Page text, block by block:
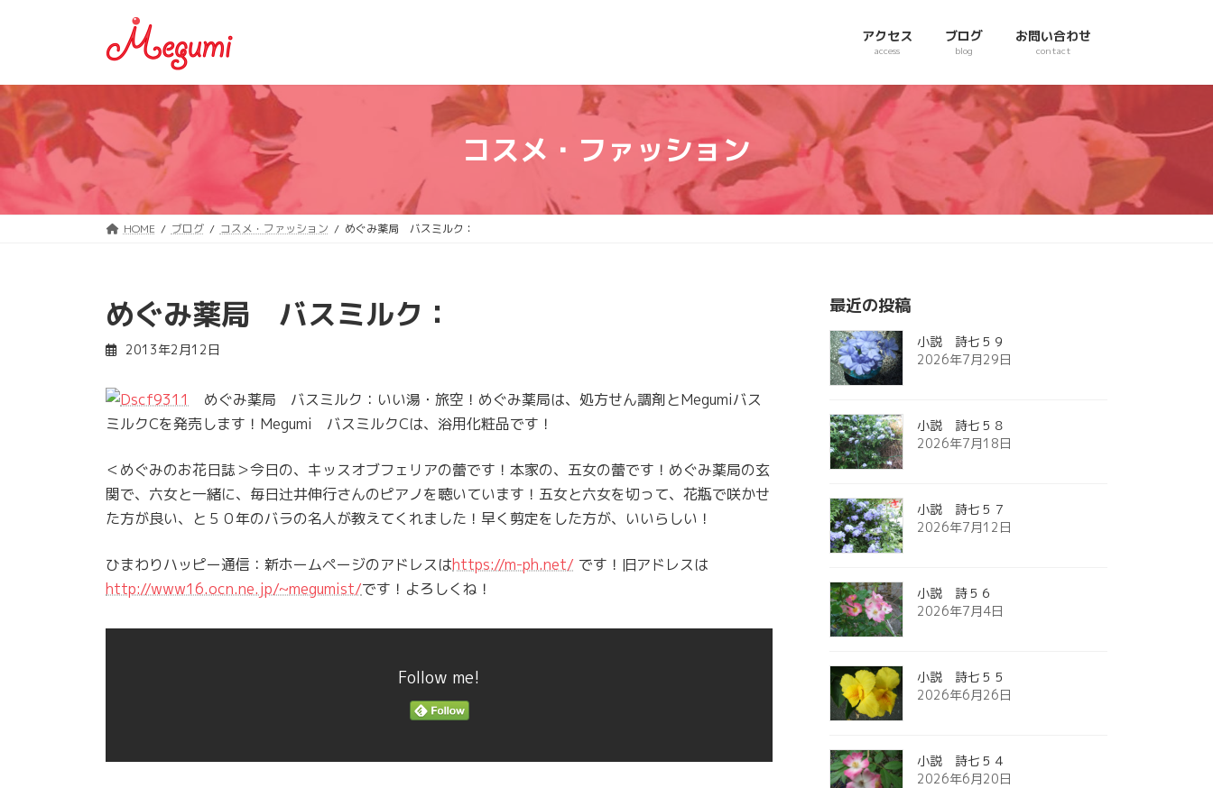
ツ
へ
ス
ッ
シ
ョ
ン
移
アクセス
access
ブログ
blog
お問い合わせ
contact
コスメ・ファッション
HOME ブログ コスメ・ファッション めぐみ薬局 バスミルク：
めぐみ薬局 バスミルク：
2013年2月12日
めぐみ薬局 バスミルク：いい湯・旅空！めぐみ薬局は、処方せん調剤とMegumiバス
ミルクCを発売します！Megumi バスミルクCは、浴用化粧品です！
＜めぐみのお花日誌＞今日の、キッスオブフェリアの蕾です！本家の、五女の蕾です！めぐみ薬局の玄
関で、六女と一緒に、毎日辻井伸行さんのピアノを聴いています！五女と六女を切って、花瓶で咲かせ
た方が良い、と５０年のバラの名人が教えてくれました！早く剪定をした方が、いいらしい！
ひまわりハッピー通信：新ホームページのアドレスはhttps://m-ph.net/ です！旧アドレスは
http://www16.ocn.ne.jp/~megumist/です！よろしくね！
Follow me!
最近の投稿
小説 詩七５９
2026年7月29日
小説 詩七５８
2026年7月18日
小説 詩七５７
2026年7月12日
小説 詩５６
2026年7月4日
小説 詩七５５
2026年6月26日
小説 詩七５４
2026年6月20日